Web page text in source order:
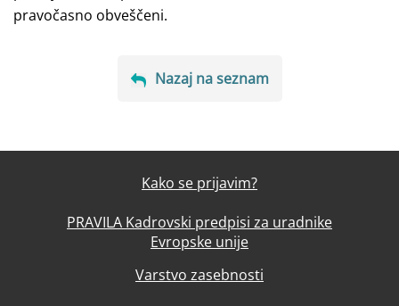
pravočasno obveščeni.
Nazaj na seznam
Kako se prijavim?
PRAVILA Kadrovski predpisi za uradnike
Evropske unije
Varstvo zasebnosti